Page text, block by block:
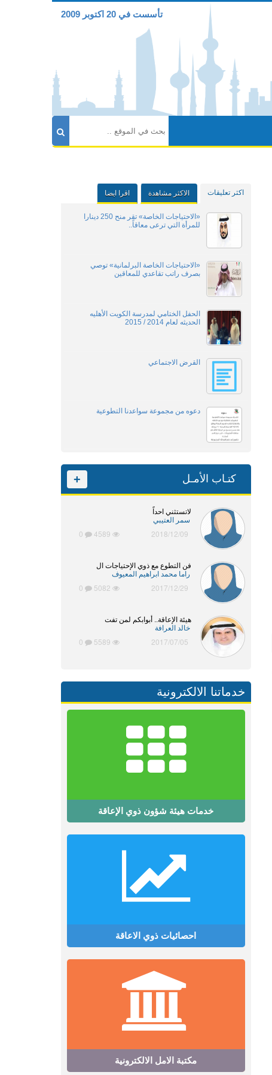
تأسست في 20 اكتوبر 2009
اكثر تعليقات الاكثر مشاهدة اقرا ايضا
«الاحتياجات الخاصة» تقر منح 250 دينارا
للمرأة التي ترعى معاقاً..
«الاحتياجات الخاصة البرلمانية» توصي
بصرف راتب تقاعدي للمعاقين
الحفل الختامي لمدرسة الكويت الأهليه
الحديثه لعام 2014 / 2015
القرض الاجتماعي
دعوه من مجموعة سواعدنا التطوعية
كتـاب الأمـل +
لاتستثني احداً
سمر العتيبي
2018/12/09
فن التطوع مع ذوي الإحتياجات ال
راما محمد ابراهيم المعيوف
2017/12/29
هيئة الإعاقة.. أبوابكم لمن تفت
خالد العرافة
2017/07/05
خدماتنا الالكترونية
خدمات هيئة شؤون ذوي الإعاقة
احصائيات ذوي الاعاقة
مكتبة الامل الالكترونية